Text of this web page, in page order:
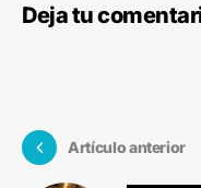
Deja tu
Artículo anterior